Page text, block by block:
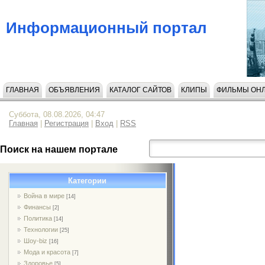
Информационный портал
ГЛАВНАЯ ОБЪЯВЛЕНИЯ КАТАЛОГ САЙТОВ КЛИПЫ ФИЛЬМЫ
Суббота, 08.08.2026, 04:47
Главная
Регистрация Вход RSS
Поиск на нашем портале
Категории
Война в мире [14]
Финансы [2]
Политика [14]
Технологии [25]
Шоу-biz [16]
Мода и красота [7]
Здоровье [5]